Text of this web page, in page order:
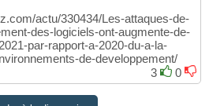
actu/330434/Les-attaques-de-
des-logiciels-ont-augmente-de-
par-rapport-a-2020-du-a-la-
de-developpement/
3
0